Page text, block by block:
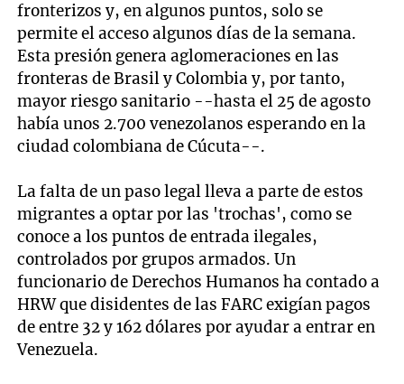
fronterizos y, en algunos puntos, solo se
permite el acceso algunos días de la semana.
Esta presión genera aglomeraciones en las
fronteras de Brasil y Colombia y, por tanto,
mayor riesgo sanitario --hasta el 25 de agosto
había unos 2.700 venezolanos esperando en la
ciudad colombiana de Cúcuta--.
La falta de un paso legal lleva a parte de estos
migrantes a optar por las 'trochas', como se
conoce a los puntos de entrada ilegales,
controlados por grupos armados. Un
funcionario de Derechos Humanos ha contado a
HRW que disidentes de las FARC exigían pagos
de entre 32 y 162 dólares por ayudar a entrar en
Venezuela.